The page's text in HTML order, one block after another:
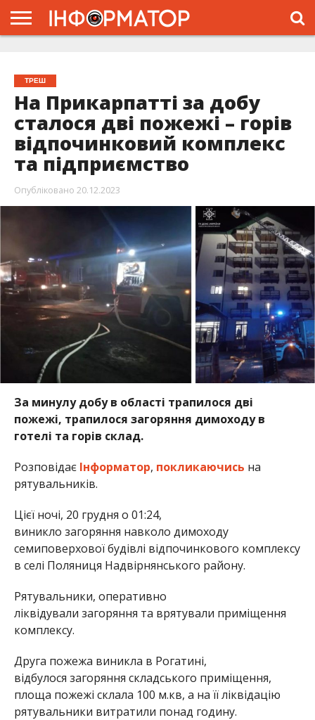
ТРЕШ
На Прикарпатті за добу
сталося дві пожежі – горів
відпочинковий комплекс
та підприємство
Опубліковано 20.12.2023
За минулу добу в області трапилося дві
пожежі, трапилося загоряння димоходу в
готелі та горів склад.
Розповідає Інформатор, покликаючись на
рятувальників.
Цієї ночі, 20 грудня о 01:24,
виникло загоряння навколо димоходу
семиповерхової будівлі відпочинкового комплексу
в селі Поляниця Надвірнянського району.
Рятувальники, оперативно
ліквідували загоряння та врятували приміщення
комплексу.
Друга пожежа виникла в Рогатині,
відбулося загоряння складського приміщення,
площа пожежі склала 100 м.кв, а на її ліквідацію
рятувальники витратили понад годину.